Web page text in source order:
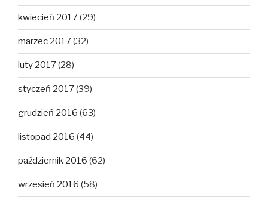
kwiecień 2017(29)
marzec 2017(32)
luty 2017(28)
styczeń 2017(39)
grudzień 2016 (63)
listopad 2016 (44)
październik 2016 (62)
wrzesień 2016 (58)